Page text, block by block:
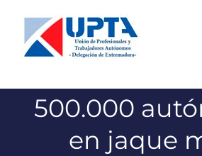
contenido
500.000
en jaque